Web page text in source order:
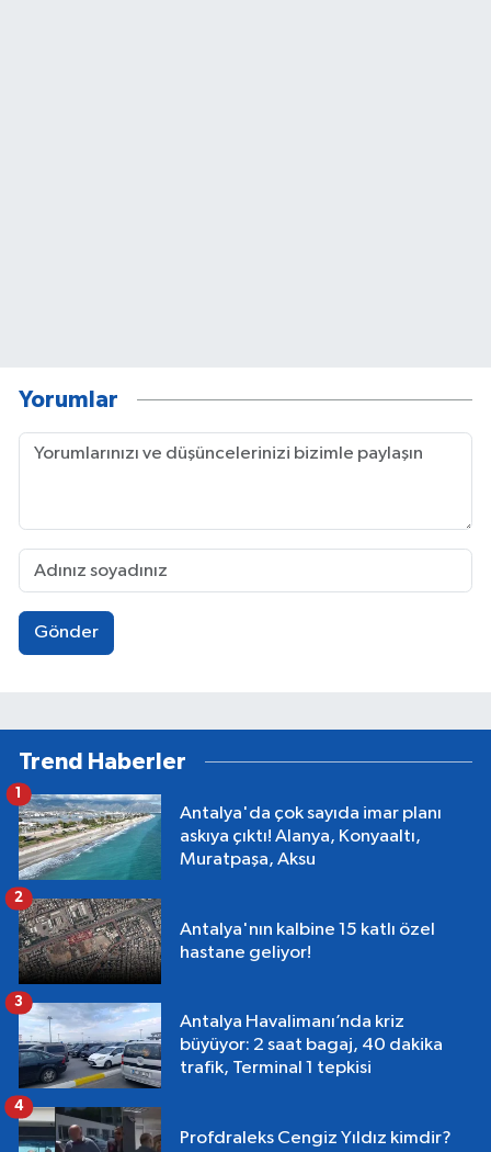
Yorumlar
Gönder
Trend Haberler
Antalya'da çok sayıda imar planı
askıya çıktı! Alanya, Konyaaltı,
Muratpaşa, Aksu
1
Antalya'nın kalbine 15 katlı özel
hastane geliyor!
2
Antalya Havalimanı’nda kriz
büyüyor: 2 saat bagaj, 40 dakika
trafik, Terminal 1 tepkisi
3
Profdraleks Cengiz Yıldız kimdir?
4